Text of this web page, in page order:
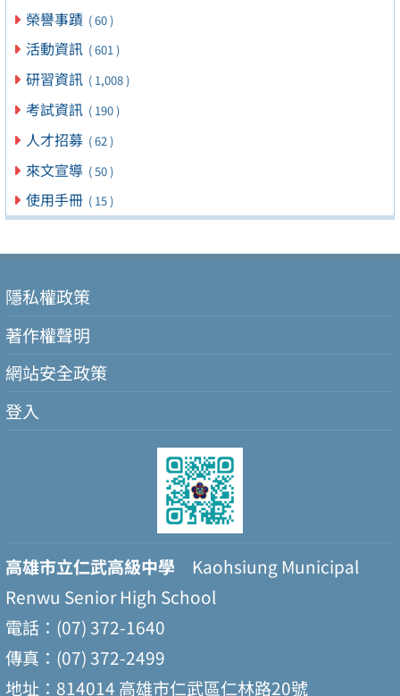
榮譽事蹟 ( 60 )
活動資訊 ( 601 )
研習資訊 ( 1,008 )
考試資訊 ( 190 )
人才招募 ( 62 )
來文宣導 ( 50 )
使用手冊 ( 15 )
隱私權政策
著作權聲明
網站安全政策
登入
高雄市立仁武高級中學 Kaohsiung Municipal
Renwu Senior High School
電話：(07) 372-1640
傳真：(07) 372-2499
地址：814014 高雄市仁武區仁林路20號